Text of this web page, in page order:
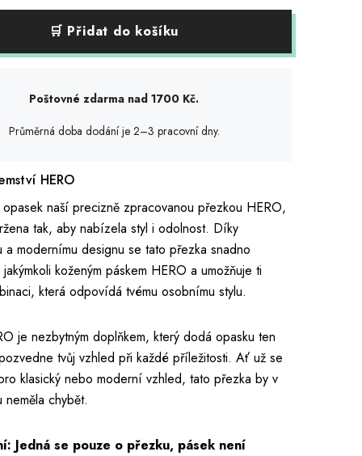
🛒 Přidat do košíku
Poštovné zdarma nad 1700 Kč.
Průměrná doba dodání je 2–3 pracovní dny.
HERO
opasek naší precizně zpracovanou přezkou HERO,
tak, aby nabízela styl i odolnost. Díky
a modernímu designu se tato přezka snadno
koženým páskem HERO a umožňuje ti
která odpovídá tvému osobnímu stylu.
je nezbytným doplňkem, který dodá opasku ten
tvůj vzhled při každé příležitosti. Ať už se
klasický nebo moderní vzhled, tato přezka by v
neměla chybět.
Jedná se pouze o přezku, pásek není